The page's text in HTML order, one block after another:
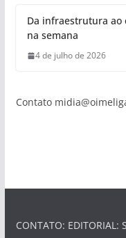
Da infraestrutura ao
na semana
4 de julho de 2026
Contato
CONTATO: EDITORIAL: